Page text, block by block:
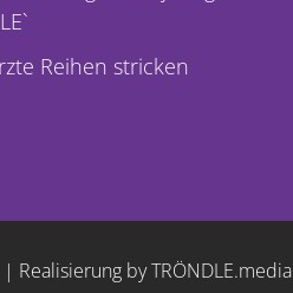
Reihen stricken
| Realisierung by TRÖNDLE.media